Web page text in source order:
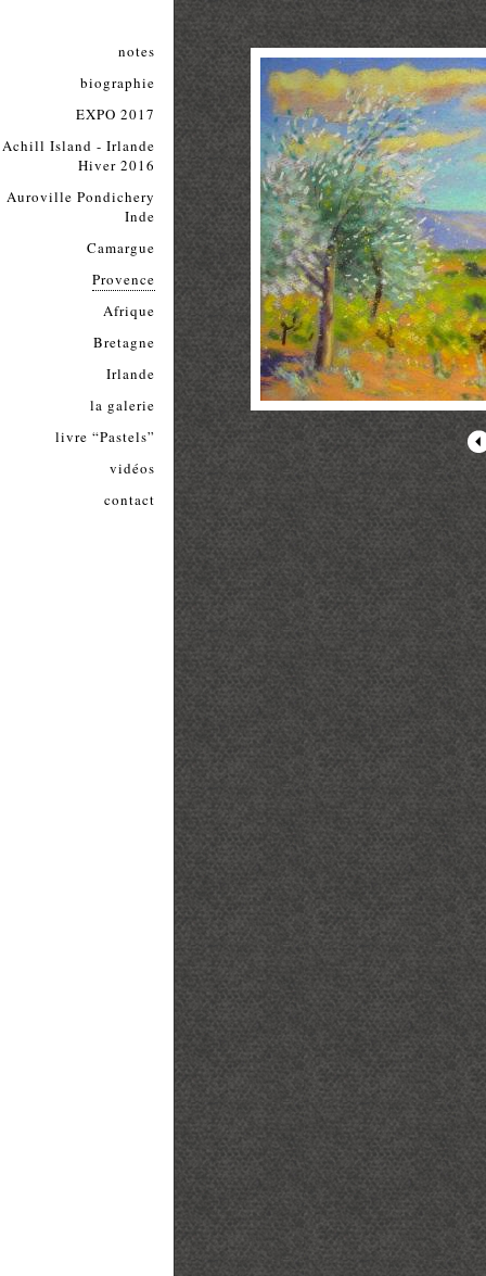
notes
biographie
EXPO 2017
Achill Island - Irlande
Hiver 2016
Auroville Pondichery
Inde
Camargue
Provence
Afrique
Bretagne
Irlande
la galerie
livre “Pastels”
vidéos
contact